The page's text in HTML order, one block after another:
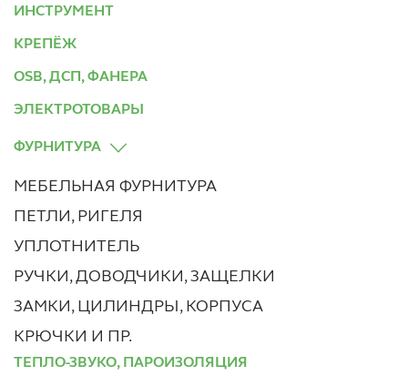
ИНСТРУМЕНТ
КРЕПЁЖ
OSB, ДСП, ФАНЕРА
ЭЛЕКТРОТОВАРЫ
ФУРНИТУРА
МЕБЕЛЬНАЯ ФУРНИТУРА
ПЕТЛИ, РИГЕЛЯ
УПЛОТНИТЕЛЬ
РУЧКИ, ДОВОДЧИКИ, ЗАЩЕЛКИ
ЗАМКИ, ЦИЛИНДРЫ, КОРПУСА
КРЮЧКИ И ПР.
ТЕПЛО-ЗВУКО, ПАРОИЗОЛЯЦИЯ